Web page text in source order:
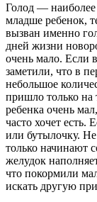
Голод — наиболее
младше ребенок,
вызван именно
дней жизни
очень мало. Если
заметили, что в
небольшое
пришло только на
ребенка очень
часто хочет есть.
или бутылочку.
только начинают
желудок
что покормили
искать другую